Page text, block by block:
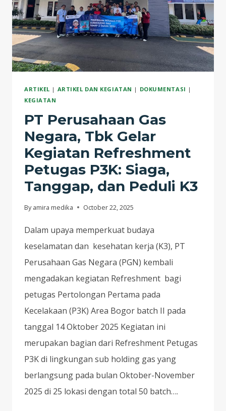
ARTIKEL | ARTIKEL DAN KEGIATAN | DOKUMENTASI |
KEGIATAN
PT Perusahaan Gas
Negara, Tbk Gelar
Kegiatan Refreshment
Petugas P3K: Siaga,
Tanggap, dan Peduli K3
By amira medika October 22, 2025
Dalam upaya memperkuat budaya
keselamatan dan kesehatan kerja (K3), PT
Perusahaan Gas Negara (PGN) kembali
mengadakan kegiatan Refreshment bagi
petugas Pertolongan Pertama pada
Kecelakaan (P3K) Area Bogor batch II pada
tanggal 14 Oktober 2025 Kegiatan ini
merupakan bagian dari Refreshment Petugas
P3K di lingkungan sub holding gas yang
berlangsung pada bulan Oktober-November
2025 di 25 lokasi dengan total 50 batch….